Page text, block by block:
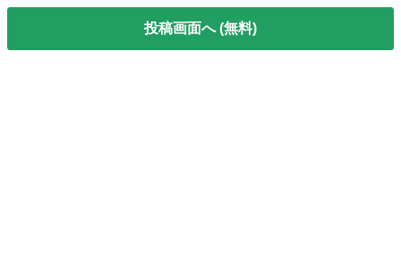
投稿画面へ (無料)